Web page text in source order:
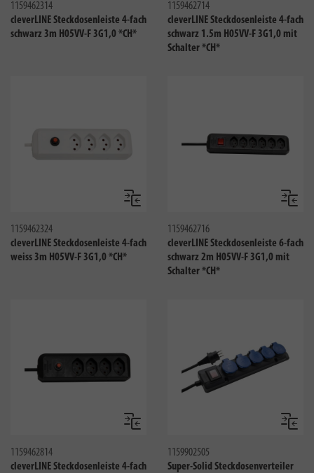
1159462314
cleverLINE Steckdosenleiste 4-fach
schwarz 3m H05VV-F 3G1,0 *CH*
1159462714
cleverLINE Steckdosenleiste 4-fach
schwarz 1.5m H05VV-F 3G1,0 mit
Schalter *CH*
Vergleichen
1159462324
cleverLINE Steckdosenleiste 4-fach
weiss 3m H05VV-F 3G1,0 *CH*
1159462716
cleverLINE Steckdosenleiste 6-fach
schwarz 2m H05VV-F 3G1,0 mit
Schalter *CH*
Vergleichen
1159462814
cleverLINE Steckdosenleiste 4-fach
1159902505
Super-Solid Steckdosenverteiler